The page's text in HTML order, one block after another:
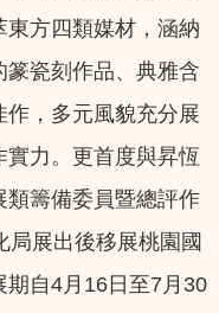
方四類媒材，涵納
瓷刻作品、典雅含
，多元風貌充分展
力。更首度與昇恆
類籌備委員暨總評作
展出後移展桃園國
期自4月16日至7月30